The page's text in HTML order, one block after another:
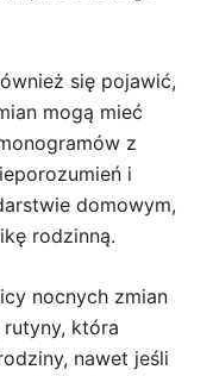
się pojawić,
mogą mieć
z
i
domowym,
rodzinną.
nocnych zmian
która
nawet jeśli